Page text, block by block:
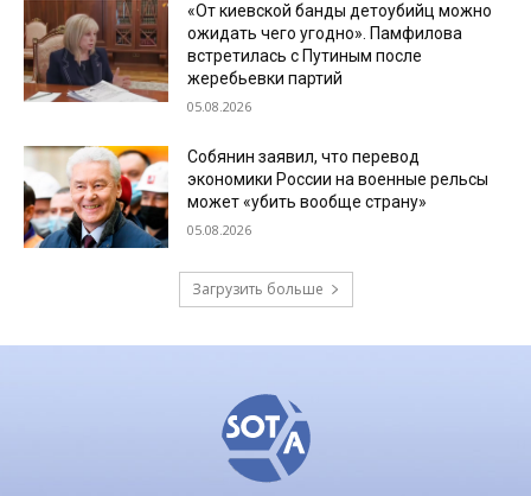
«От киевской банды детоубийц можно
ожидать чего угодно». Памфилова
встретилась с Путиным после
жеребьевки партий
05.08.2026
Собянин заявил, что перевод
экономики России на военные рельсы
может «убить вообще страну»
05.08.2026
Загрузить больше